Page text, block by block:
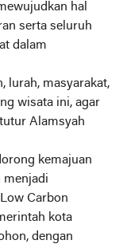
hal
serta seluruh
dalam
lurah, masyarakat,
wisata ini, agar
Alamsyah
kemajuan
menjadi
Carbon
kota
dengan